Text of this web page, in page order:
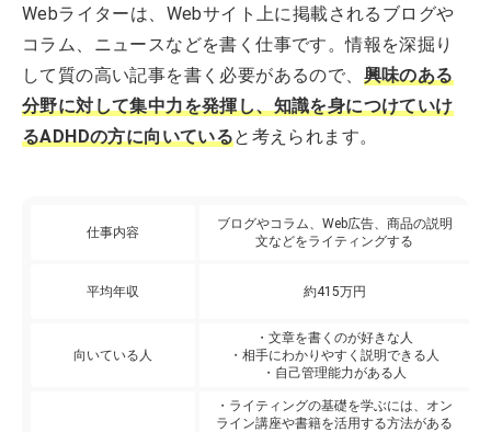
Webライターは、Webサイト上に掲載されるブログや
コラム、ニュースなどを書く仕事です。情報を深掘り
して質の高い記事を書く必要があるので、 興味のある
分野に対して集中力を発揮し、知識を身につけていけ
るADHDの方に向いていると考えられます。
仕事内容
ブログやコラム、Web広告、商品の説明
文などをライティングする
平均年収 約415万円
向いている人
・文章を書くのが好きな人
・相手にわかりやすく説明できる人
・自己管理能力がある人
・ライティングの基礎を学ぶには、オン
ライン講座や書籍を活用する方法がある